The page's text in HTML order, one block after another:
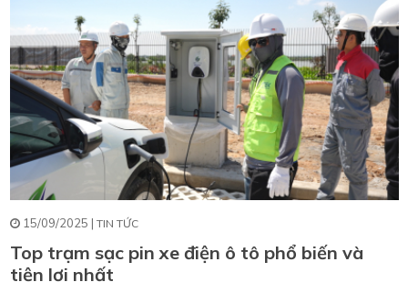
15/09/2025 | TIN TỨC
Top trạm sạc pin xe điện ô tô phổ biến và
tiện lợi nhất